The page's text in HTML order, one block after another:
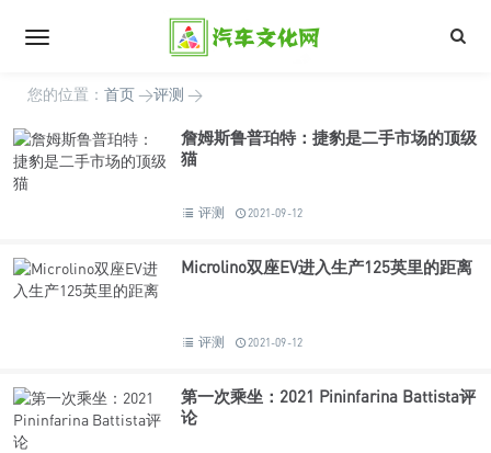
您的位置： 首页 >评测 >
詹姆斯鲁普珀特：捷豹是二手市场的顶级
猫
评测 2021-09-12
Microlino双座EV进入生产125英里的距离
评测 2021-09-12
第一次乘坐：2021 Pininfarina Battista评
论